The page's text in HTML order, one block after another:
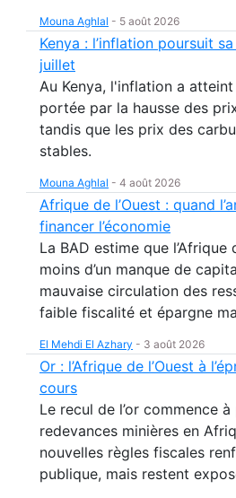
Mouna Aghlal - 5 août 2026
Kenya : l’inflation poursuit
juillet
Au Kenya, l'inflation a
portée par la hausse des
tandis que les prix des
stables.
Mouna Aghlal - 4 août 2026
Afrique de l’Ouest : quand
financer l’économie
La BAD estime que l’Afrique
moins d’un manque de
mauvaise circulation des
faible fiscalité et épargne
El Mehdi El Azhary - 3 août 2026
Or : l’Afrique de l’Ouest à
cours
Le recul de l’or commence
redevances minières en
nouvelles règles fiscales
publique, mais restent